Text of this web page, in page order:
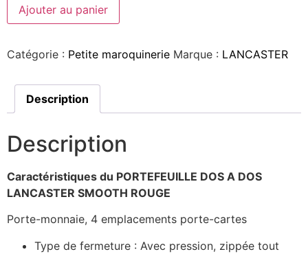
Ajouter au panier
Catégorie : Petite maroquinerie Marque : LANCASTER
Description
Description
Caractéristiques du PORTEFEUILLE DOS A DOS
LANCASTER SMOOTH ROUGE
Porte-monnaie, 4 emplacements porte-cartes
Type de fermeture : Avec pression, zippée tout